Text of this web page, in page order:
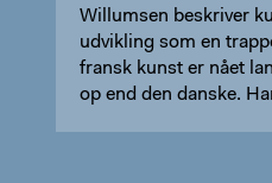
Willumsen beskriver
udvikling som en
fransk kunst er nået
op end den danske.